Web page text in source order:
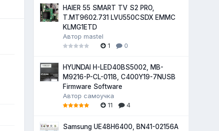
HAIER 55 SMART TV S2 PRO,
T.MT9602.731 LVU550CSDX EMMC
KLMG1ETD
Авторmastel
1
0
HYUNDAI H-LED40BS5002, MB-
M9216-P-CL-0118, C400Y19-7NUSB
Firmware Software
Автор самоучка
11
4
Samsung UE48H6400, BN41-02156A